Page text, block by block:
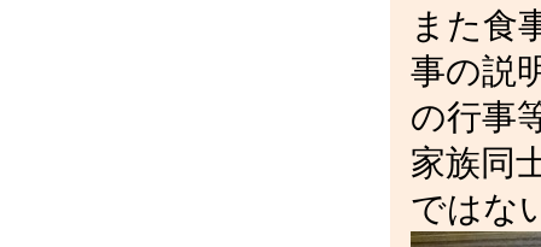
また食
事の説
の行事
家族同
ではな